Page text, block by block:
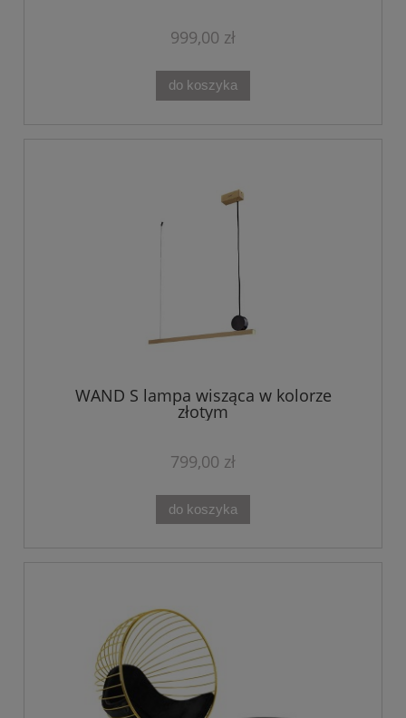
999,00 zł
do koszyka
WAND S lampa wisząca w kolorze
złotym
799,00 zł
do koszyka